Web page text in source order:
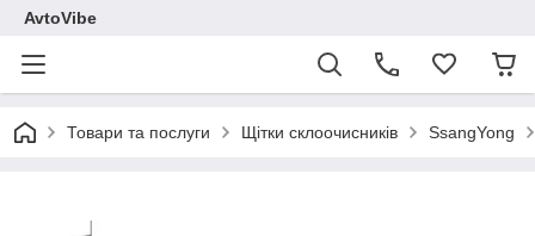
AvtoVibe
Товари та послуги Щітки склоочисників SsangYong